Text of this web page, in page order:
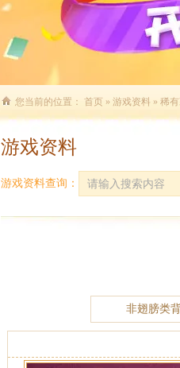
您当前的位置： 首页 » 游戏资料 » 稀
游戏资料
游戏资料查询：
非翅膀类